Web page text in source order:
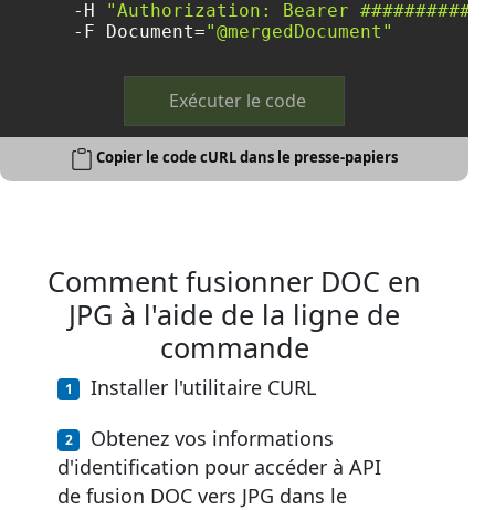
     -H
"Authorization: Bearer
     -F Document=
"@mergedDocument"
Exécuter le code
Copier le code cURL dans le presse-papiers
Comment fusionner DOC en
JPG à l'aide de la ligne de
commande
Installer l'utilitaire CURL
Obtenez vos informations
d'identification pour accéder à API
de fusion DOC vers JPG dans le